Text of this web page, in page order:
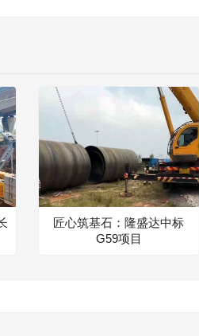
匠心筑基石：隆盛达中标
G59项目